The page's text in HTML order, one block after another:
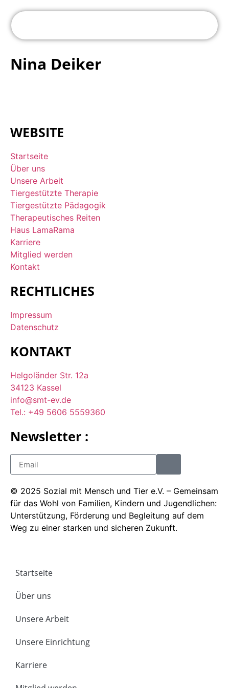
Nina Deiker
WEBSITE
Startseite
Über uns
Unsere Arbeit
Tiergestützte Therapie
Tiergestützte Pädagogik
Therapeutisches Reiten
Haus LamaRama
Karriere
Mitglied werden
Kontakt
RECHTLICHES
Impressum
Datenschutz
KONTAKT
Helgoländer Str. 12a
34123 Kassel
info@smt-ev.de
Tel.: +49 5606 5559360
Newsletter :
© 2025 Sozial mit Mensch und Tier e.V. – Gemeinsam
für das Wohl von Familien, Kindern und Jugendlichen:
Unterstützung, Förderung und Begleitung auf dem
Weg zu einer starken und sicheren Zukunft.
Startseite
Über uns
Unsere Arbeit
Unsere Einrichtung
Karriere